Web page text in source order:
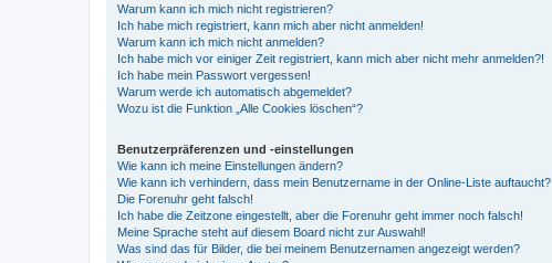
Warum kann ich mich nicht registrieren?
Ich habe mich registriert, kann mich aber nicht anmelden!
Warum kann ich mich nicht anmelden?
Ich habe mich vor einiger Zeit registriert, kann mich aber nicht mehr anmelden?!
Ich habe mein Passwort vergessen!
Warum werde ich automatisch abgemeldet?
Wozu ist die Funktion „Alle Cookies löschen“?
Benutzerpräferenzen und -einstellungen
Wie kann ich meine Einstellungen ändern?
Wie kann ich verhindern, dass mein Benutzername in der Online-Liste auftaucht?
Die Forenuhr geht falsch!
Ich habe die Zeitzone eingestellt, aber die Forenuhr geht immer noch falsch!
Meine Sprache steht auf diesem Board nicht zur Auswahl!
Was sind das für Bilder, die bei meinem Benutzernamen angezeigt werden?